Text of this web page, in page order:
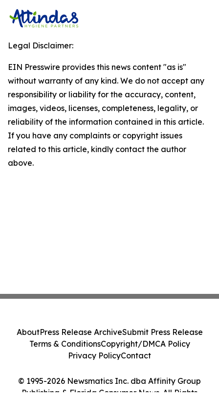
Legal Disclaimer:
EIN Presswire provides this news content "as is"
without warranty of any kind. We do not accept any
responsibility or liability for the accuracy, content,
images, videos, licenses, completeness, legality, or
reliability of the information contained in this article.
If you have any complaints or copyright issues
related to this article, kindly contact the author
above.
© 1995-2026 Newsmatics Inc. dba Affinity Group
Publishing & Florida Consumer News. All Rights
AboutPress Release ArchiveSubmit Press Release
Terms & ConditionsCopyright/DMCA Policy
Privacy PolicyContact